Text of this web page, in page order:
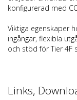
konfigurerad med
Viktiga egenskaper
ingångar, flexibla
och stöd för Tier 4F
Links,